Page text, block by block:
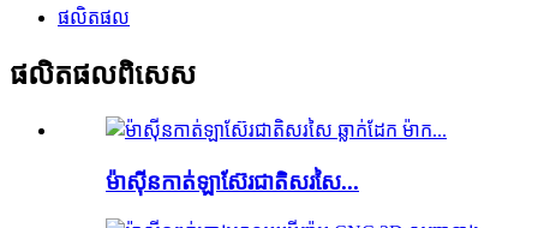
ផលិតផល
ផលិតផល​ពិសេស
ម៉ាស៊ីនកាត់ឡាស៊ែរជាតិសរសៃ...